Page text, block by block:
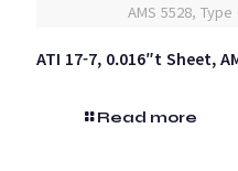
AMS 5528, Type
ATI 17-7, 0.016″t Sheet,
Read more